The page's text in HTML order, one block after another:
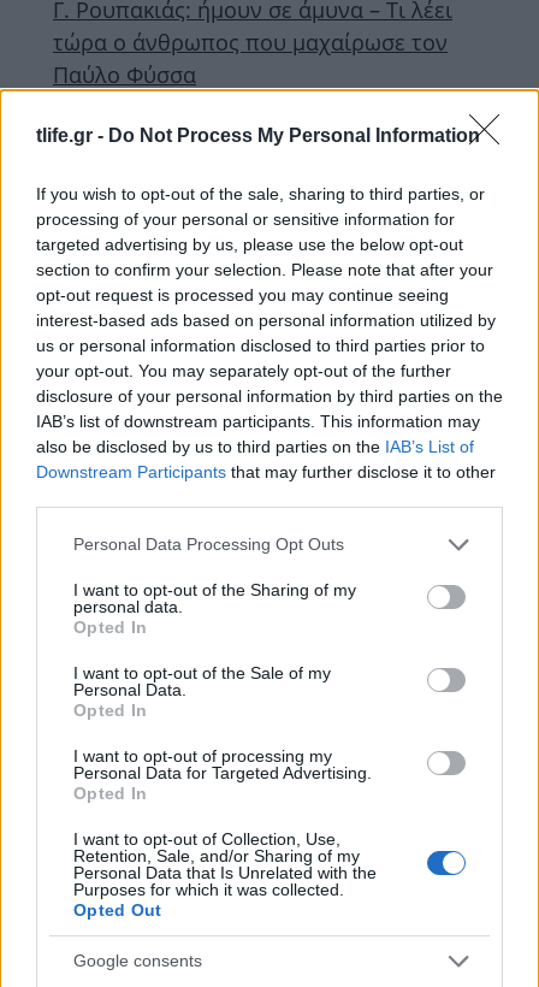
tlife.gr - Do Not Process My Personal Information
If you wish to opt-out of the sale, sharing to third parties, or
processing of your personal or sensitive information for
targeted advertising by us, please use the below opt-out
section to confirm your selection. Please note that after your
opt-out request is processed you may continue seeing
interest-based ads based on personal information utilized by
us or personal information disclosed to third parties prior to
your opt-out. You may separately opt-out of the further
disclosure of your personal information by third parties on the
IAB’s list of downstream participants. This information may
also be disclosed by us to third parties on the IAB’s List of
Downstream Participants that may further disclose it to other
Please note that this website/app uses one or more Google
not limited to your visit or usage behaviour. You may click to
grant or deny consent to Google and its third-party tags to
use your data for below specified purposes in below Google
consent section.
Personal Data Processing Opt Outs
I want to opt-out of the Sharing of my
personal data.
Opted In
I want to opt-out of the Sale of my
Personal Data.
Opted In
I want to opt-out of processing my
Personal Data for Targeted Advertising.
Opted In
I want to opt-out of Collection, Use,
Retention, Sale, and/or Sharing of my
Personal Data that Is Unrelated with the
Purposes for which it was collected.
Opted Out
Google consents
Γ. Ρουπακιάς: ήμουν σε άμυνα – Τι λέει
τώρα ο άνθρωπος που μαχαίρωσε τον
Παύλο Φύσσα
News
δολοφονία του Π. Φύσσα
ΔΙΑΦΗΜΙΣΗ
News
Ομολόγησε ο 45χρονος δράστης της
δολοφονίας του Παύλου Φύσσα – Δήλωσε
μέλος της Χρυσής Αυγής
18.09.2013
News
Η συγκλονιστική μαρτυρία του πατέρα
του 34χρονου που δολοφονήθηκε στο
Κερατσίνι
18.09.2013
News
Του κάρφωσε το μαχαίρι στην καρδιά –